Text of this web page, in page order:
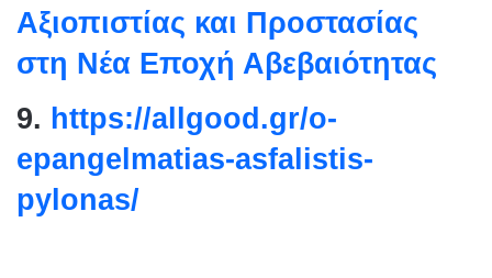
Αξιοπιστίας και Προστασίας
στη Νέα Εποχή Αβεβαιότητας
9. https://allgood.gr/o-
epangelmatias-asfalistis-
pylonas/